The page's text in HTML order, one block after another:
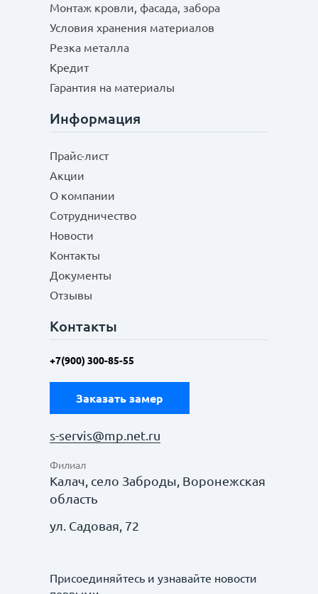
Монтаж кровли, фасада, забора
Условия хранения материалов
Резка металла
Кредит
Гарантия на материалы
Информация
Прайс-лист
Акции
О компании
Сотрудничество
Новости
Контакты
Документы
Отзывы
Контакты
+7(900) 300-85-55
Заказать замер
s-servis@mp.net.ru
Филиал
Калач, село Заброды, Воронежская
область
ул. Садовая, 72
Присоединяйтесь и узнавайте новости